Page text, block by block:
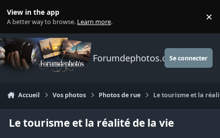
View in the app
A better way to browse. Learn more. ×
Forumdephotos.comSe connecter
Accueil Vos photos Photos de rue Le tourisme et la
Le tourisme et la réalité de la vie